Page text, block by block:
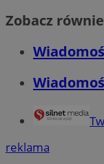
Zobacz
reklama